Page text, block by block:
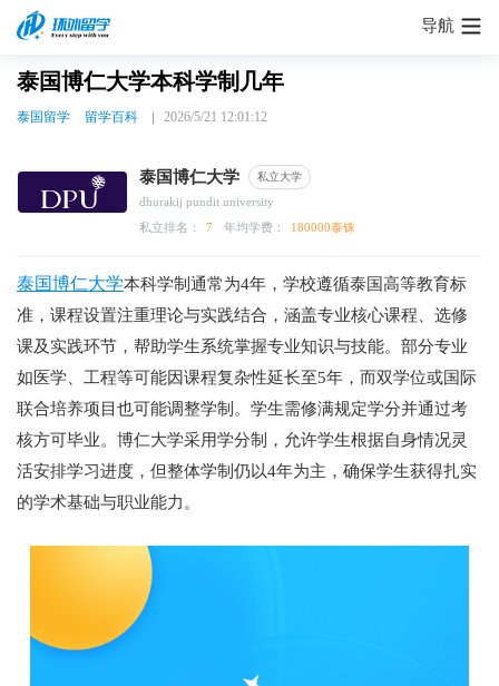
导航
泰国博仁大学本科学制几年
泰国留学 留学百科 2026/5/21 12:01:12
泰国博仁大学 私立大学
dhurakij pundit university
私立排名：
7 年均学费： 180000泰铢
泰国博仁大学本科学制通常为4年，学校遵循泰国高等教育标
准，课程设置注重理论与实践结合，涵盖专业核心课程、选修
课及实践环节，帮助学生系统掌握专业知识与技能。部分专业
如医学、工程等可能因课程复杂性延长至5年，而双学位或国际
联合培养项目也可能调整学制。学生需修满规定学分并通过考
核方可毕业。博仁大学采用学分制，允许学生根据自身情况灵
活安排学习进度，但整体学制仍以4年为主，确保学生获得扎实
的学术基础与职业能力。